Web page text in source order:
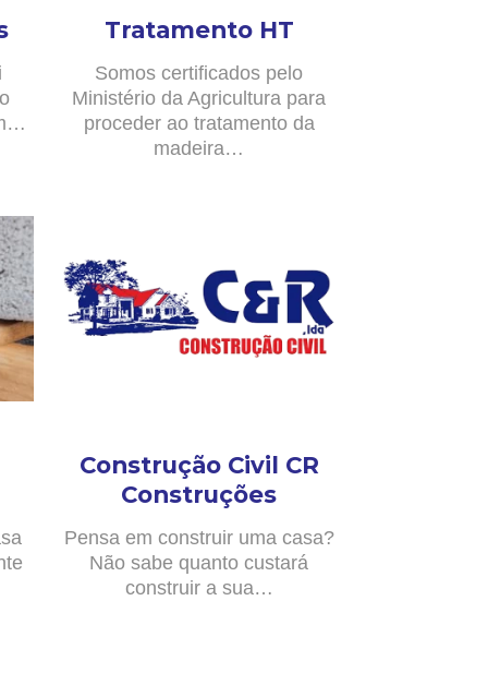
Tratamento HT
Somos certificados pelo
Ministério da Agricultura para
proceder ao tratamento da
madeira…
Construção Civil CR
Construções
Pensa em construir uma casa?
Não sabe quanto custará
construir a sua…